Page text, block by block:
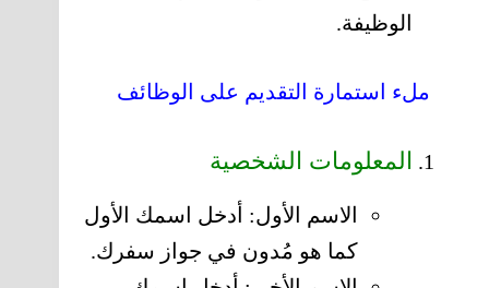
الوظيفة.
ملء استمارة التقديم على الوظائف
المعلومات الشخصية
الاسم الأول: أدخل اسمك الأول
كما هو مُدون في جواز سفرك.